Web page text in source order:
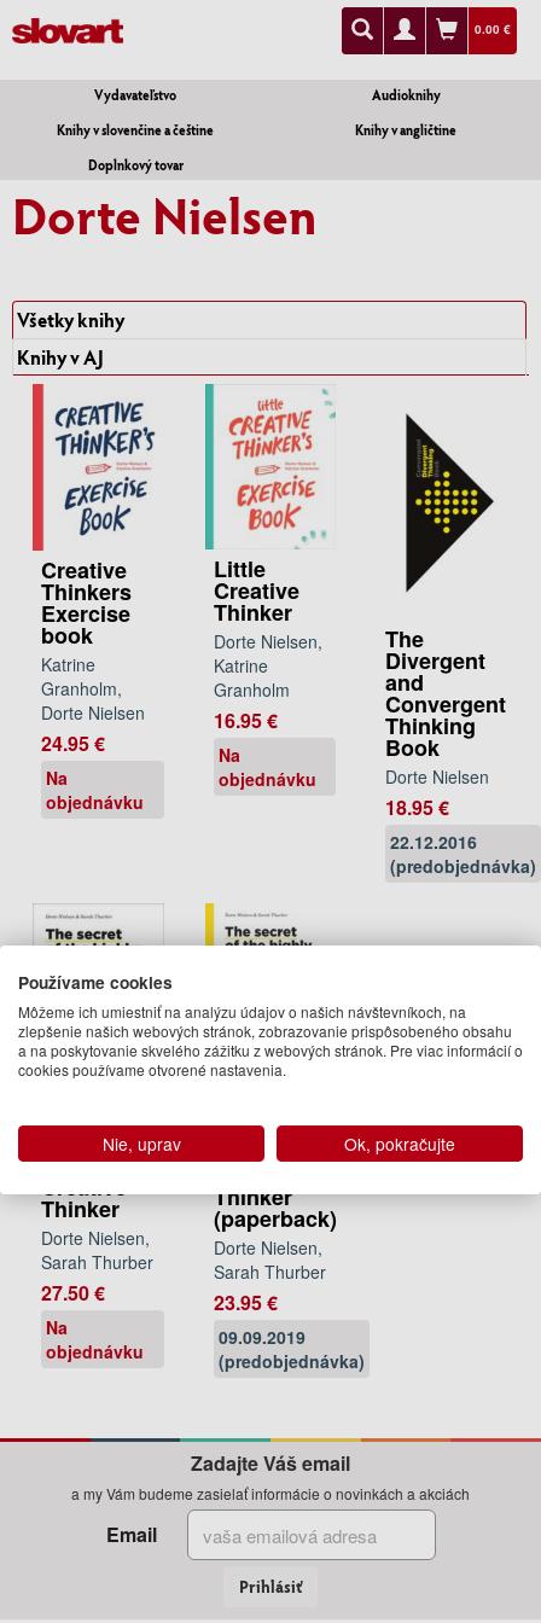
0.00 €
Vydavateľstvo
Audioknihy
Knihy v slovenčine a češtine
Knihy v angličtine
Doplnkový tovar
Dorte Nielsen
Všetky knihy
Knihy v AJ
Creative
Thinkers
Exercise
book
Katrine
Granholm,
Dorte Nielsen
24.95 €
Na
objednávku
Little
Creative
Thinker
Dorte Nielsen,
Katrine
Granholm
16.95 €
Na
objednávku
The
Divergent
and
Convergent
Thinking
Book
Dorte Nielsen
18.95 €
22.12.2016
(predobjednávka)
The Secret
Highly
Creative
Thinker
Dorte Nielsen,
Sarah Thurber
27.50 €
Na
objednávku
of the
Highly
Thinker
(paperback)
Dorte Nielsen,
Sarah Thurber
23.95 €
09.09.2019
(predobjednávka)
Zadajte Váš email
a my Vám budeme zasielať informácie o novinkách a akciách
Email
Prihlásiť
Používame cookies
Môžeme ich umiestniť na analýzu údajov o našich návštevníkoch, na
zlepšenie našich webových stránok, zobrazovanie prispôsobeného obsahu
a na poskytovanie skvelého zážitku z webových stránok. Pre viac informácií o
cookies používame otvorené nastavenia.
Nie, uprav Ok, pokračujte